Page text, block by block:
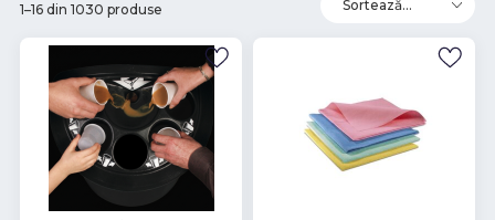
1–16 din 1030 produse